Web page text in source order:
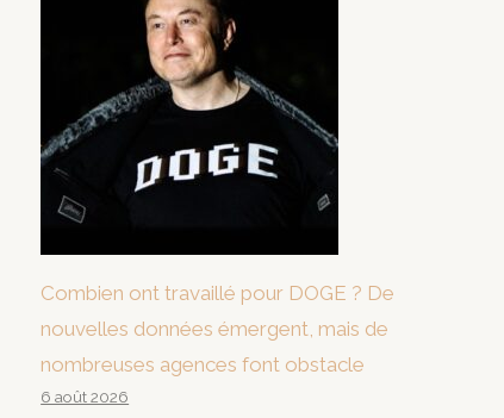
Combien ont travaillé pour DOGE ? De
nouvelles données émergent, mais de
nombreuses agences font obstacle
6 août 2026